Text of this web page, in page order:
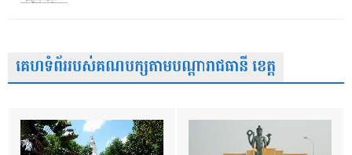
គេហទំព័ររបស់គណបក្សតាមបណ្តារាជធានី ខេត្ត